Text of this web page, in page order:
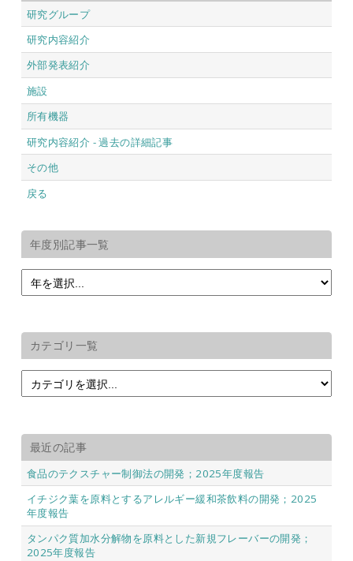
研究グループ
研究内容紹介
外部発表紹介
施設
所有機器
研究内容紹介 - 過去の詳細記事
その他
戻る
年度別記事一覧
カテゴリ一覧
最近の記事
食品のテクスチャー制御法の開発；2025年度報告
イチジク葉を原料とするアレルギー緩和茶飲料の開発；2025
年度報告
タンパク質加水分解物を原料とした新規フレーバーの開発；
2025年度報告